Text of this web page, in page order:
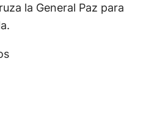
la General Paz para